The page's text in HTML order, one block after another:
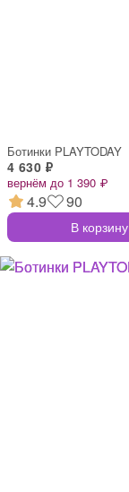
Ботинки PLAYTODAY
4 630 ₽
вернём до 1 390 ₽
4.9 90
В корзину